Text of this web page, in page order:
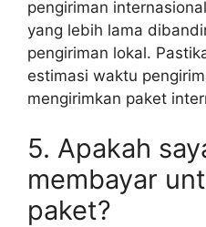
pengiriman
yang lebih lama
pengiriman lokal.
estimasi waktu
mengirimkan paket
5. Apakah
membayar
paket?